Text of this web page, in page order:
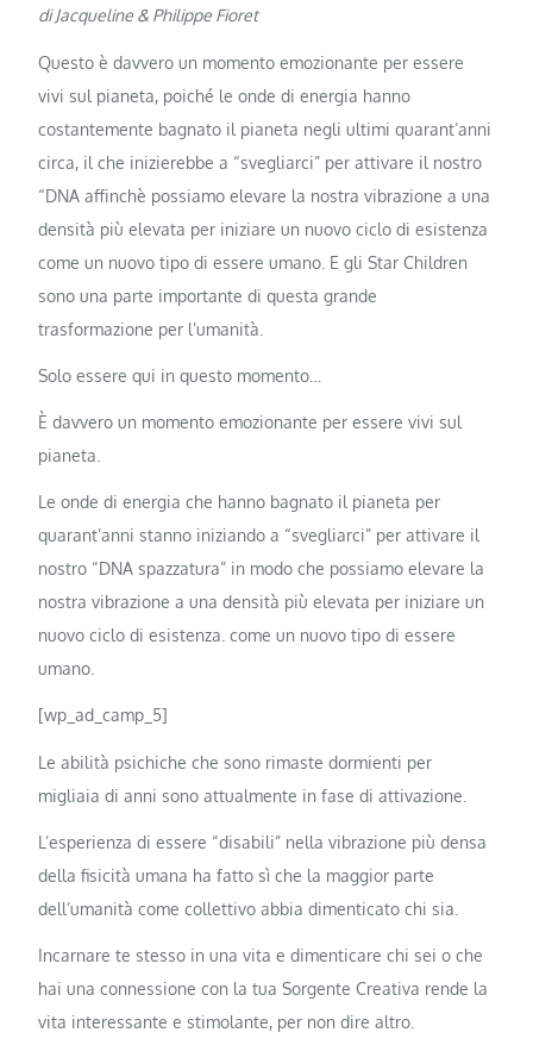
di Jacqueline & Philippe Fioret
Questo è davvero un momento emozionante per essere
vivi sul pianeta, poiché le onde di energia hanno
costantemente bagnato il pianeta negli ultimi quarant’anni
circa, il che inizierebbe a “svegliarci” per attivare il nostro
“DNA affinchè possiamo elevare la nostra vibrazione a una
densità più elevata per iniziare un nuovo ciclo di esistenza
come un nuovo tipo di essere umano. E gli Star Children
sono una parte importante di questa grande
trasformazione per l’umanità.
Solo essere qui in questo momento…
È davvero un momento emozionante per essere vivi sul
pianeta.
Le onde di energia che hanno bagnato il pianeta per
quarant’anni stanno iniziando a “svegliarci” per attivare il
nostro “DNA spazzatura” in modo che possiamo elevare la
nostra vibrazione a una densità più elevata per iniziare un
nuovo ciclo di esistenza. come un nuovo tipo di essere
umano.
[wp_ad_camp_5]
Le abilità psichiche che sono rimaste dormienti per
migliaia di anni sono attualmente in fase di attivazione.
L’esperienza di essere “disabili” nella vibrazione più densa
della fisicità umana ha fatto sì che la maggior parte
dell’umanità come collettivo abbia dimenticato chi sia.
Incarnare te stesso in una vita e dimenticare chi sei o che
hai una connessione con la tua Sorgente Creativa rende la
vita interessante e stimolante, per non dire altro.